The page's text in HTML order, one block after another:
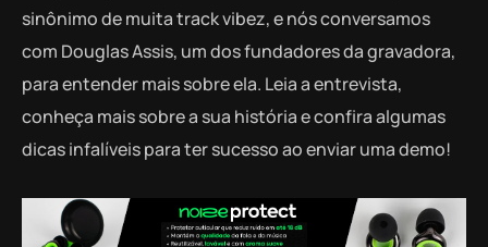
sinônimo de muita track vibez, e nós conversamos
com Douglas Assis, um dos fundadores da gravadora,
para entender mais sobre ela. Leia a entrevista,
conheça mais sobre a sua história e confira algumas
dicas infalíveis para ter sucesso ao enviar uma demo!